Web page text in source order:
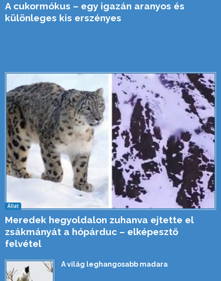
A cukormókus – egy igazán aranyos és
különleges kis erszényes
Állat
Meredek hegyoldalon zuhanva ejtette el
zsákmányát a hópárduc – elképesztő
felvétel
A világ leghangosabb madara